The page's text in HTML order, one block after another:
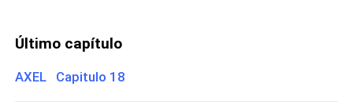
Último capítulo
AXEL Capitulo 18